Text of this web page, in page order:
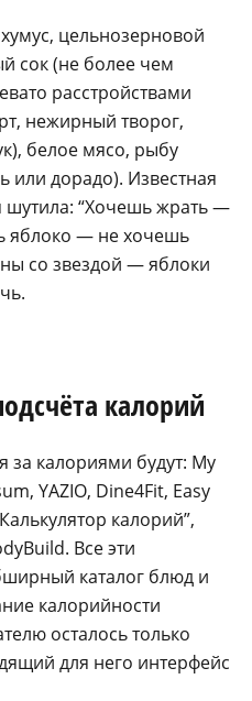
цельнозерновой
сок (не более чем
расстройствами
нежирный творог,
белое мясо, рыбу
или дорадо). Известная
шутила: “Хочешь жрать —
яблоко — не хочешь
со звездой — яблоки
калорий
за калориями будут: My
YAZIO, Dine4Fit, Easy
калорий”,
Все эти
каталог блюд и
калорийности
осталось только
для него интерфейс